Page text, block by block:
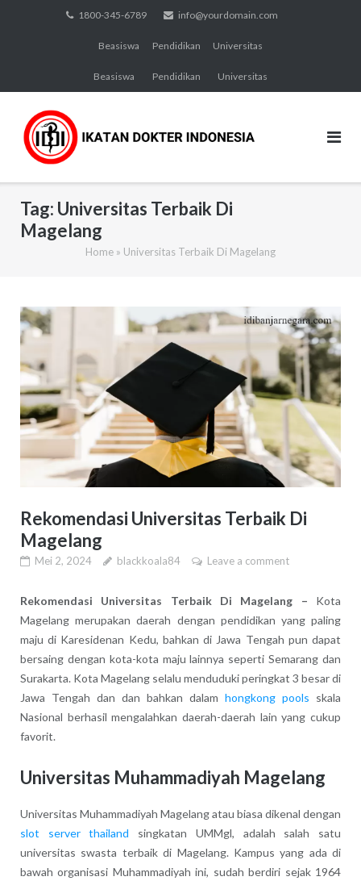
1800-345-6789 info@yourdomain.com
Beasiswa Pendidikan Universitas
Beasiswa Pendidikan Universitas
Tag: Universitas Terbaik Di
Magelang
Home » Universitas Terbaik Di Magelang
Rekomendasi Universitas Terbaik Di
Magelang
Mei 2, 2024 blackkoala84 Leave a comment
Rekomendasi Universitas Terbaik Di Magelang – Kota
Magelang merupakan daerah dengan pendidikan yang paling
maju di Karesidenan Kedu, bahkan di Jawa Tengah pun dapat
bersaing dengan kota-kota maju lainnya seperti Semarang dan
Surakarta. Kota Magelang selalu menduduki peringkat 3 besar di
Jawa Tengah dan dan bahkan dalamhongkong pools skala
Nasional berhasil mengalahkan daerah-daerah lain yang cukup
favorit.
Universitas Muhammadiyah Magelang
Universitas Muhammadiyah Magelang atau biasa dikenal dengan
slot server thailand singkatan UMMgl, adalah salah satu
universitas swasta terbaik di Magelang. Kampus yang ada di
bawah organisasi Muhammadiyah ini, sudah berdiri sejak 1964